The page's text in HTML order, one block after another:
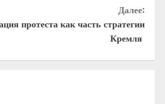
Далее:
протеста как часть стратегии
Кремля